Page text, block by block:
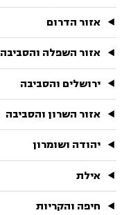
אזור הדרום
אזור השפלה והסביבה
ירושלים והסביבה
אזור השרון והסביבה
יהודה ושומרון
אילת
חיפה והקריות